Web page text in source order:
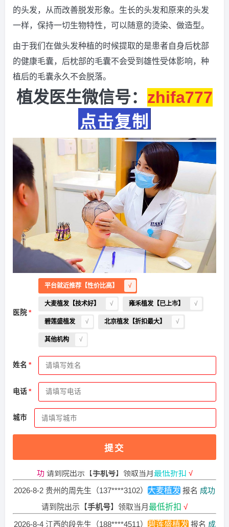
的头发，从而改善脱发形象。生长的头发和原来的头发
一样，保持一切生物特性，可以随意的烫染、做造型。
由于我们在做头发种植的时候提取的是患者自身后枕部
的健康毛囊，后枕部的毛囊不会受到雄性受体影响，种
植后的毛囊永久不会脱落。
植发医生微信号： zhifa777
点击复制
医院
平台就近推荐【性价比高】
大麦植发【技术好】 雍禾植发【已上市】
碧莲盛植发 北京植发【折扣最大】
其他机构
姓名
电话
城市
提交
请到院出示【
2026-8-4 广西的卢小姐（137****7724）新生植发报名成功
请到院出示【手机号】领取当月最低折扣 √
2026-8-2 山东的潘女士（135****4760）
功请到院出示【手机号】领取当月最低折扣 √
2026-8-4 福建的吴女士（159****8310）
功 请到院出示【手机号 】领取当月 最低折扣
√
2026-8-2 贵州的周先生（137****3102） 大麦植发 报名 成功
请到院出示【手机号】领取当月 最低折扣
√
2026-8-4 江西的段先生（188****4511） 碧莲盛植发报名 成